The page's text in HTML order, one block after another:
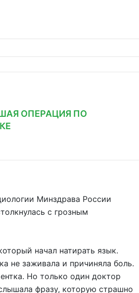
ОПЕРАЦИЯ ПО
Минздрава России
с грозным
начал натирать язык.
не заживала и причиняла боль.
Но только один доктор
фразу, которую страшно